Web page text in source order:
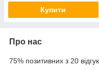
Купити
Про нас
75% позитивних з 20